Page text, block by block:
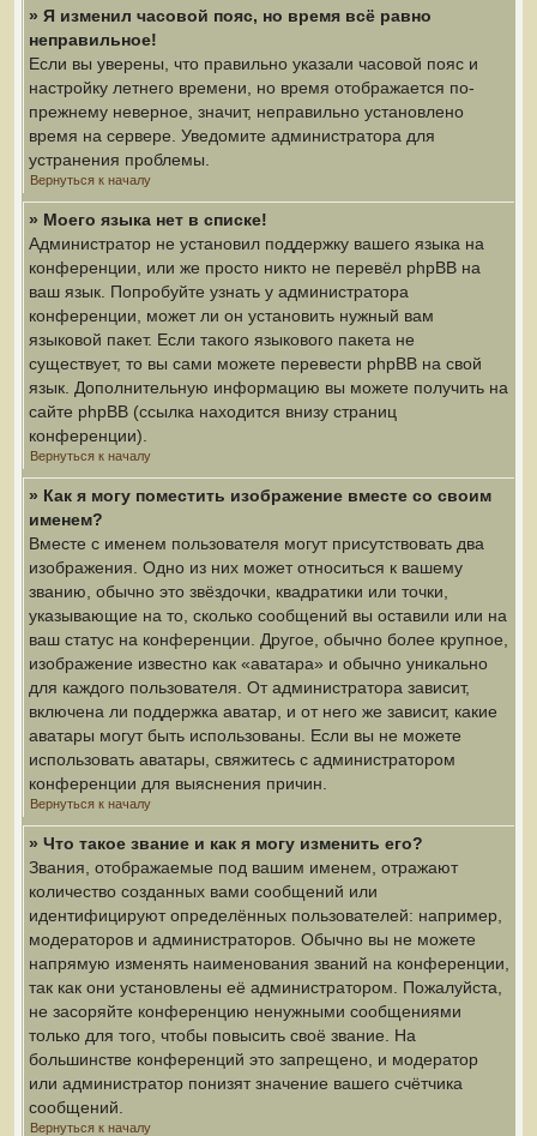
» Я изменил часовой пояс, но время всё равно
неправильное!
Если вы уверены, что правильно указали часовой пояс и
настройку летнего времени, но время отображается по-
прежнему неверное, значит, неправильно установлено
время на сервере. Уведомите администратора для
устранения проблемы.
Вернуться к началу
» Моего языка нет в списке!
Администратор не установил поддержку вашего языка на
конференции, или же просто никто не перевёл phpBB на
ваш язык. Попробуйте узнать у администратора
конференции, может ли он установить нужный вам
языковой пакет. Если такого языкового пакета не
существует, то вы сами можете перевести phpBB на свой
язык. Дополнительную информацию вы можете получить на
сайте phpBB (ссылка находится внизу страниц
конференции).
Вернуться к началу
» Как я могу поместить изображение вместе со своим
именем?
Вместе с именем пользователя могут присутствовать два
изображения. Одно из них может относиться к вашему
званию, обычно это звёздочки, квадратики или точки,
указывающие на то, сколько сообщений вы оставили или на
ваш статус на конференции. Другое, обычно более крупное,
изображение известно как «аватара» и обычно уникально
для каждого пользователя. От администратора зависит,
включена ли поддержка аватар, и от него же зависит, какие
аватары могут быть использованы. Если вы не можете
использовать аватары, свяжитесь с администратором
конференции для выяснения причин.
Вернуться к началу
» Что такое звание и как я могу изменить его?
Звания, отображаемые под вашим именем, отражают
количество созданных вами сообщений или
идентифицируют определённых пользователей: например,
модераторов и администраторов. Обычно вы не можете
напрямую изменять наименования званий на конференции,
так как они установлены её администратором. Пожалуйста,
не засоряйте конференцию ненужными сообщениями
только для того, чтобы повысить своё звание. На
большинстве конференций это запрещено, и модератор
или администратор понизят значение вашего счётчика
сообщений.
Вернуться к началу